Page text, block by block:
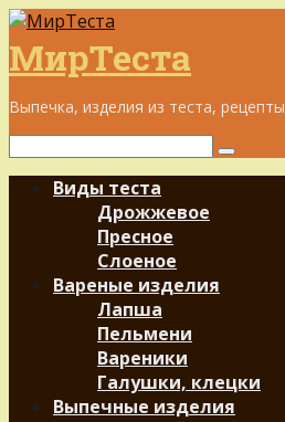
Перейти
к
контенту
МирТеста
Выпечка, изделия из теста, рецепты
Поиск:
Виды теста
Дрожжевое
Пресное
Слоеное
Вареные изделия
Лапша
Пельмени
Вареники
Галушки, клецки
Выпечные изделия